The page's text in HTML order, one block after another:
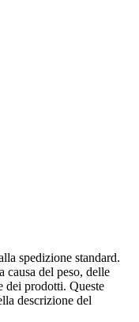
spedizione standard.
causa del peso, delle
dei prodotti. Queste
descrizione del